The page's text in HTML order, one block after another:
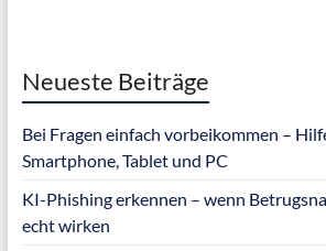
Neueste Beiträge
Bei Fragen einfach vorbeikommen –
Smartphone, Tablet und PC
KI-Phishing erkennen – wenn
echt wirken